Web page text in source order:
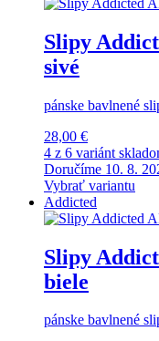
Slipy
sivé
pánske bavlnené
28,00 €
4 z 6 variánt
Doručíme 10. 8.
Vybrať variantu
Addicted
Slipy
biele
pánske bavlnené